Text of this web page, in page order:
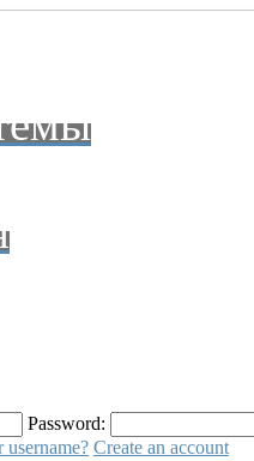
Password:
Create an account